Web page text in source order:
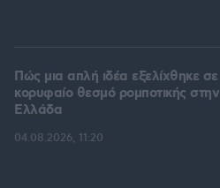
Πώς μια απλή ιδέα εξελίχθηκε σε
κορυφαίο θεσμό ρομποτικής στην
Ελλάδα
04.08.2026, 11:20